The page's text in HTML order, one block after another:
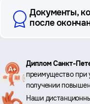
Документы,
после
Ключевые
Диплом Санкт-
преимущество при
получении
Наши